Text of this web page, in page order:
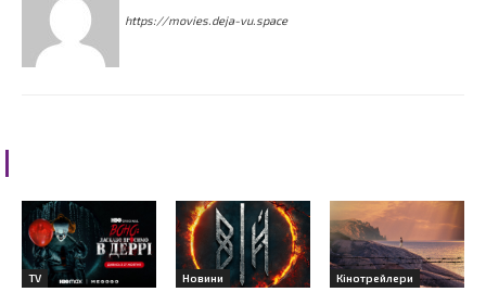
https://movies.deja-vu.space
TV Новини Кінотрейлери